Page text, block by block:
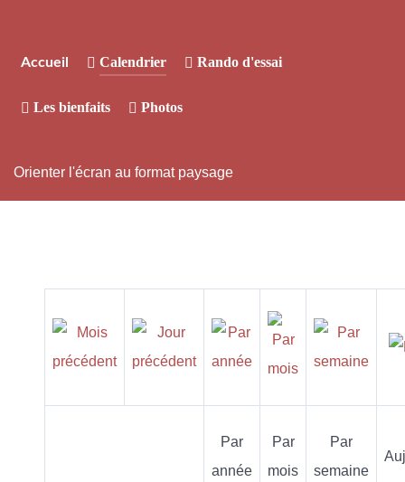
Accueil Calendrier Rando d'essai
Les bienfaits Photos
Orienter l'écran au format paysage
Par
année
Par
mois
Par
semaine